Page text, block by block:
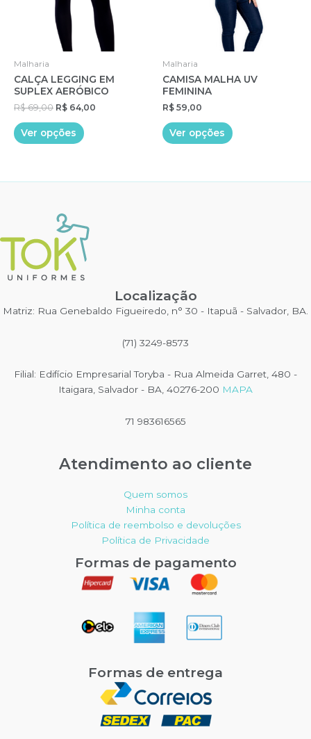
escolhidas
na
página
escolhidas
na
página
do
Malharia
CALÇA LEGGING EM
SUPLEX AERÓBICO
R$69,00 O
original
era:
R$ 64,00
Ver opções
produto
variantes.
podem
ser
escolhidas
na
do
Malharia
CAMISA MALHA UV
FEMININA
R$ 59,00
Ver opções
produto
variantes.
do
Localização
Matriz: Rua Genebaldo Figueiredo, n° 30 - Itapuã - Salvador, BA.
(71) 3249-8573
Filial: Edifício Empresarial Toryba - Rua Almeida Garret, 480 -
Itaigara, Salvador - BA, 40276-200 MAPA
71 983616565
Atendimento ao cliente
Quem somos
Minha conta
Política de reembolso e devoluções
Política de Privacidade
Formas de pagamento
Formas de entrega